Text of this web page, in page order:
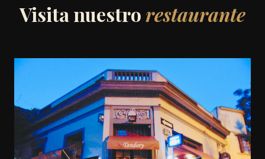
Visita nuestro restaurante